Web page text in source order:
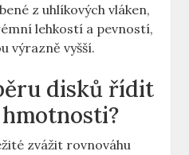
z uhlíkových ‌vláken,
lehkostí a pevností,
výrazně vyšší.
‍disků řídit
zvážit rovnováhu